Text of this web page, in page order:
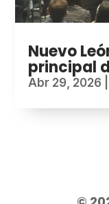
Nuevo
principal
Abr 29, 2026